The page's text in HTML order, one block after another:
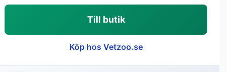
Till butik
Köp hos Vetzoo.se